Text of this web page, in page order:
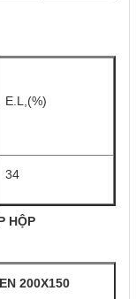
E.L,(%)
34
HỘP
200X150